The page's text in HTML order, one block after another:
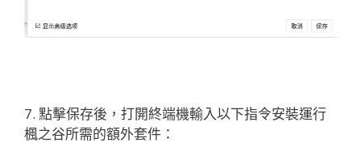
7. 點擊保存後，打開終端機輸入以下指令安裝運行
楓之谷所需的額外套件：